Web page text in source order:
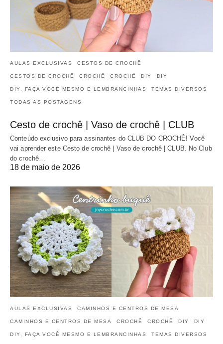
AULAS EXCLUSIVAS CESTOS DE CROCHÊ
CESTOS DE CROCHÊ CROCHÊ CROCHÊ DIY DIY
DIY, FAÇA VOCÊ MESMO E LEMBRANCINHAS TEMAS DIVERSOS
TODAS AS POSTAGENS
Cesto de crochê | Vaso de crochê | CLUB
Conteúdo exclusivo para assinantes do CLUB DO CROCHÊ! Você
vai aprender este Cesto de crochê | Vaso de crochê | CLUB. No Club
do crochê…
18 de maio de 2026
AULAS EXCLUSIVAS CAMINHOS E CENTROS DE MESA
CAMINHOS E CENTROS DE MESA CROCHÊ CROCHÊ DIY DIY
DIY, FAÇA VOCÊ MESMO E LEMBRANCINHAS TEMAS DIVERSOS